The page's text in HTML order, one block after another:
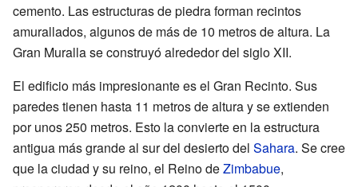
cemento. Las estructuras de piedra forman recintos
amurallados, algunos de más de 10 metros de altura. La
Gran Muralla se construyó alrededor del siglo XII.
El edificio más impresionante es el Gran Recinto. Sus
paredes tienen hasta 11 metros de altura y se extienden
por unos 250 metros. Esto la convierte en la estructura
antigua más grande al sur del desierto del Sahara. Se cree
que la ciudad y su reino, el Reino deZimbabue,